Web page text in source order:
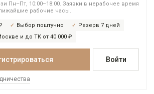
Пн–Пт, 10:00–18:00. Заявки в нерабочее время
рабочие часы.
Выбор поштучно
Резерв 7 дней
и до ТК от 40 000 ₽
Войти